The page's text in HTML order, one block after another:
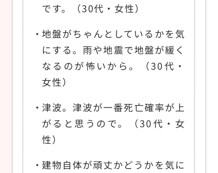
です。（30代・女性）
地盤がちゃんとしているかを気
にする。雨や地震で地盤が緩く
なるのが怖いから。（30代・
女性）
津波。津波が一番死亡確率が上
がると思うので。（30代・女
性）
建物自体が頑丈かどうかを気に